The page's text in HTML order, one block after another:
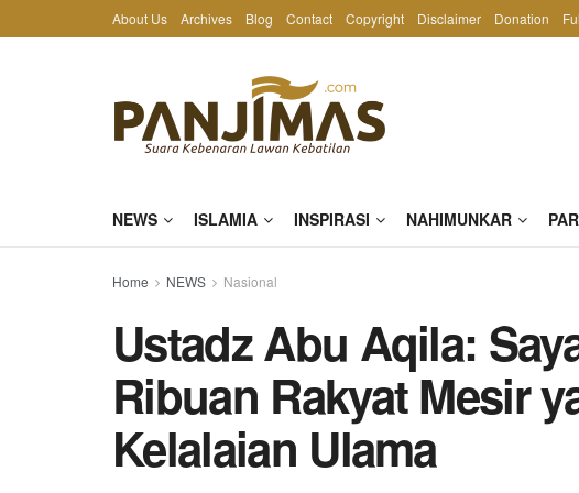
About Us Archives Blog Contact Copyright Disclaimer Donation
NEWS ISLAMIA INSPIRASI NAHIMUNKAR
Home NEWS Nasional
Ustadz Abu Aqila:
Ribuan Rakyat Mesir
Kelalaian Ulama